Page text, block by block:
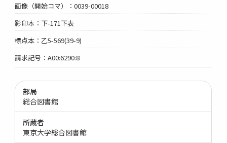
画像（開始コマ）：0039-00018
影印本：下-171下表
標点本：乙5-569(39-9)
請求記号：A00:6290:8
部局
総合図書館
所蔵者
東京大学総合図書館